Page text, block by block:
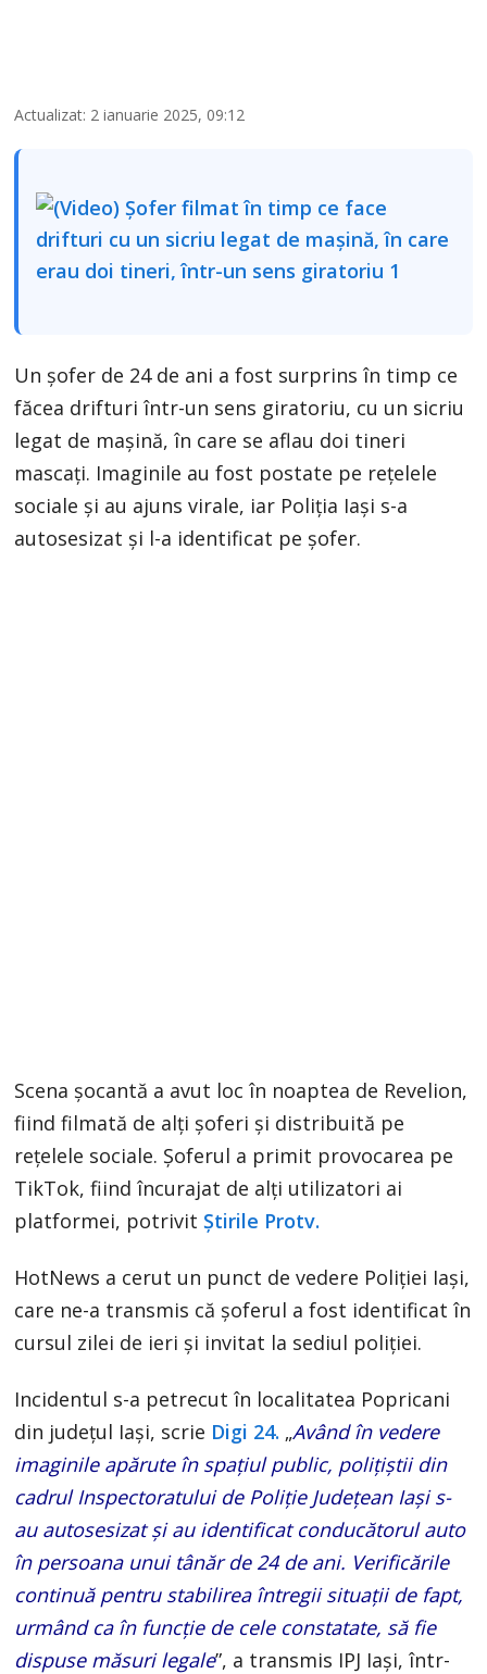
Actualizat: 2 ianuarie 2025, 09:12
Un șofer de 24 de ani a fost surprins în timp ce
făcea drifturi într-un sens giratoriu, cu un sicriu
legat de mașină, în care se aflau doi tineri
mascați. Imaginile au fost postate pe rețelele
sociale și au ajuns virale, iar Poliția Iași s-a
autosesizat și l-a identificat pe șofer.
Scena șocantă a avut loc în noaptea de Revelion,
fiind filmată de alți șoferi și distribuită pe
rețelele sociale. Șoferul a primit provocarea pe
TikTok, fiind încurajat de alți utilizatori ai
platformei, potrivitȘtirile Protv.
HotNews a cerut un punct de vedere Poliției Iași,
care ne-a transmis că șoferul a fost identificat în
cursul zilei de ieri și invitat la sediul poliției.
Incidentul s-a petrecut în localitatea Popricani
din județul Iași, scrie Digi 24. „Având în vedere
imaginile apărute în spațiul public, polițiștii din
cadrul Inspectoratului de Poliție Județean Iași s-
au autosesizat și au identificat conducătorul auto
în persoana unui tânăr de 24 de ani. Verificările
continuă pentru stabilirea întregii situații de fapt,
urmând ca în funcție de cele constatate, să fie
dispuse măsuri legale”, a transmis IPJ Iași, într-